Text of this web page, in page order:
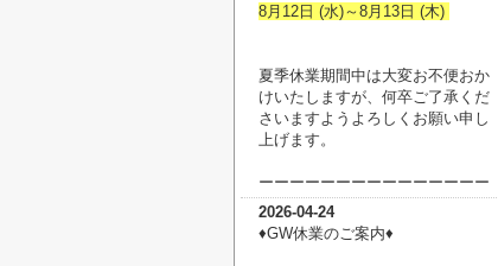
8月12日 (水)～8月13日 (木)
夏季休業期間中は大変お不便おか
けいたしますが、何卒ご了承くだ
さいますようよろしくお願い申し
上げます。
ーーーーーーーーーーーーーーー
2026-04-24
♦︎GW休業のご案内♦︎